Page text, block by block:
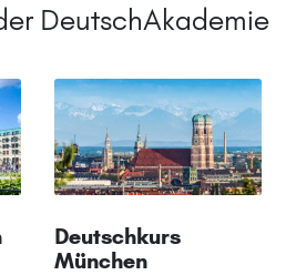
DeutschAkademie
Deutschkurs
München